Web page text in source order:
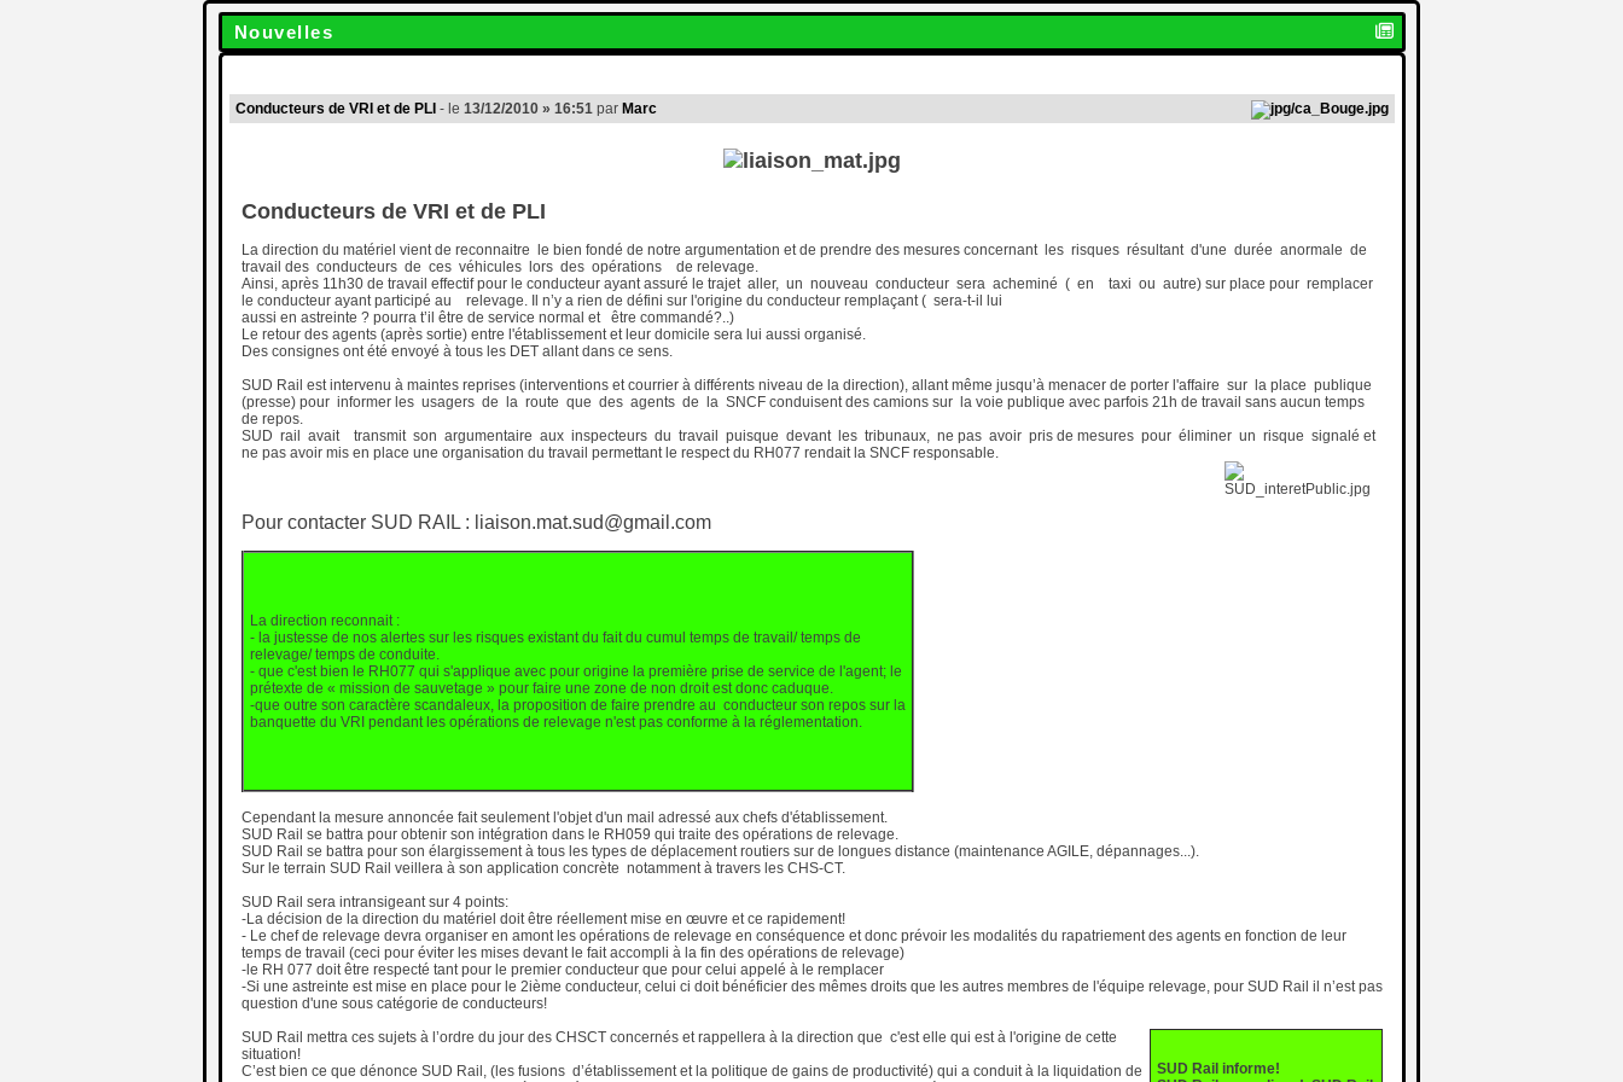
Nouvelles
Conducteurs de VRI et de PLI - le 13/12/2010 » 16:51par Marc
Conducteurs de VRI et de PLI
La direction du matériel vient de reconnaitre le bien fondé de notre argumentation et de prendre des mesures concernant les risques résultant d'une durée anormale de
travail des conducteurs de ces véhicules lors des opérations de relevage.
Ainsi, après 11h30 de travail effectif pour le conducteur ayant assuré le trajet aller, un nouveau conducteur sera acheminé ( en taxi ou autre) sur place pour remplacer
le conducteur ayant participé au relevage. Il n’y a rien de défini sur l'origine du conducteur remplaçant ( sera-t-il lui
aussi en astreinte ? pourra t’il être de service normal et être commandé?..)
Le retour des agents (après sortie) entre l'établissement et leur domicile sera lui aussi organisé.
Des consignes ont été envoyé à tous les DET allant dans ce sens.
SUD Rail est intervenu à maintes reprises (interventions et courrier à différents niveau de la direction), allant même jusqu’à menacer de porter l'affaire sur la place publique
(presse) pour informer les usagers de la route que des agents de la SNCF conduisent des camions sur la voie publique avec parfois 21h de travail sans aucun temps
de repos.
SUD rail avait transmit son argumentaire aux inspecteurs du travail puisque devant les tribunaux, ne pas avoir pris de mesures pour éliminer un risque signalé et
ne pas avoir mis en place une organisation du travail permettant le respect du RH077 rendait la SNCF responsable.
Pour contacter SUD RAIL : liaison.mat.sud@gmail.com
La direction reconnait :
- la justesse de nos alertes sur les risques existant du fait du cumul temps de travail/ temps de
relevage/ temps de conduite.
- que c'est bien le RH077 qui s'applique avec pour origine la première prise de service de l'agent; le
prétexte de « mission de sauvetage » pour faire une zone de non droit est donc caduque.
-que outre son caractère scandaleux, la proposition de faire prendre au conducteur son repos sur la
banquette du VRI pendant les opérations de relevage n'est pas conforme à la réglementation.
Cependant la mesure annoncée fait seulement l'objet d'un mail adressé aux chefs d'établissement.
SUD Rail se battra pour obtenir son intégration dans le RH059 qui traite des opérations de relevage.
SUD Rail se battra pour son élargissement à tous les types de déplacement routiers sur de longues distance (maintenance AGILE, dépannages...).
Sur le terrain SUD Rail veillera à son application concrète notamment à travers les CHS-CT.
SUD Rail sera intransigeant sur 4 points:
-La décision de la direction du matériel doit être réellement mise en œuvre et ce rapidement!
- Le chef de relevage devra organiser en amont les opérations de relevage en conséquence et donc prévoir les modalités du rapatriement des agents en fonction de leur
temps de travail (ceci pour éviter les mises devant le fait accompli à la fin des opérations de relevage)
-le RH 077 doit être respecté tant pour le premier conducteur que pour celui appelé à le remplacer
-Si une astreinte est mise en place pour le 2ième conducteur, celui ci doit bénéficier des mêmes droits que les autres membres de l'équipe relevage, pour SUD Rail il n’est pas
question d'une sous catégorie de conducteurs!
SUD Rail mettra ces sujets à l’ordre du jour des CHSCT concernés et rappellera à la direction que
SUD Rail informe!
c'est elle qui est à l'origine de cette
situation!
C’est bien ce que dénonce SUD Rail, (les fusions d’établissement et la politique de gains de productivité) qui a conduit à la liquidation de